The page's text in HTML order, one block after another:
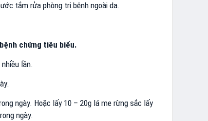
tắm rửa phòng trị bệnh ngoài da.
chứng tiêu biểu.
lần.
ngày. Hoặc lấy 10 – 20g lá me rừng sắc lấy
ngày.